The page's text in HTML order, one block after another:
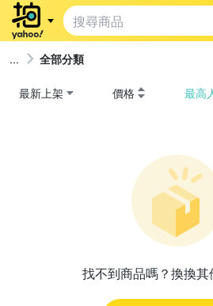
全部分類
最新上架 價格 最高
找不到商品嗎？換換其